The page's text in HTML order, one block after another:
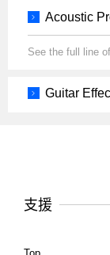
Acoustic
See the full line
Guitar
支援
Top